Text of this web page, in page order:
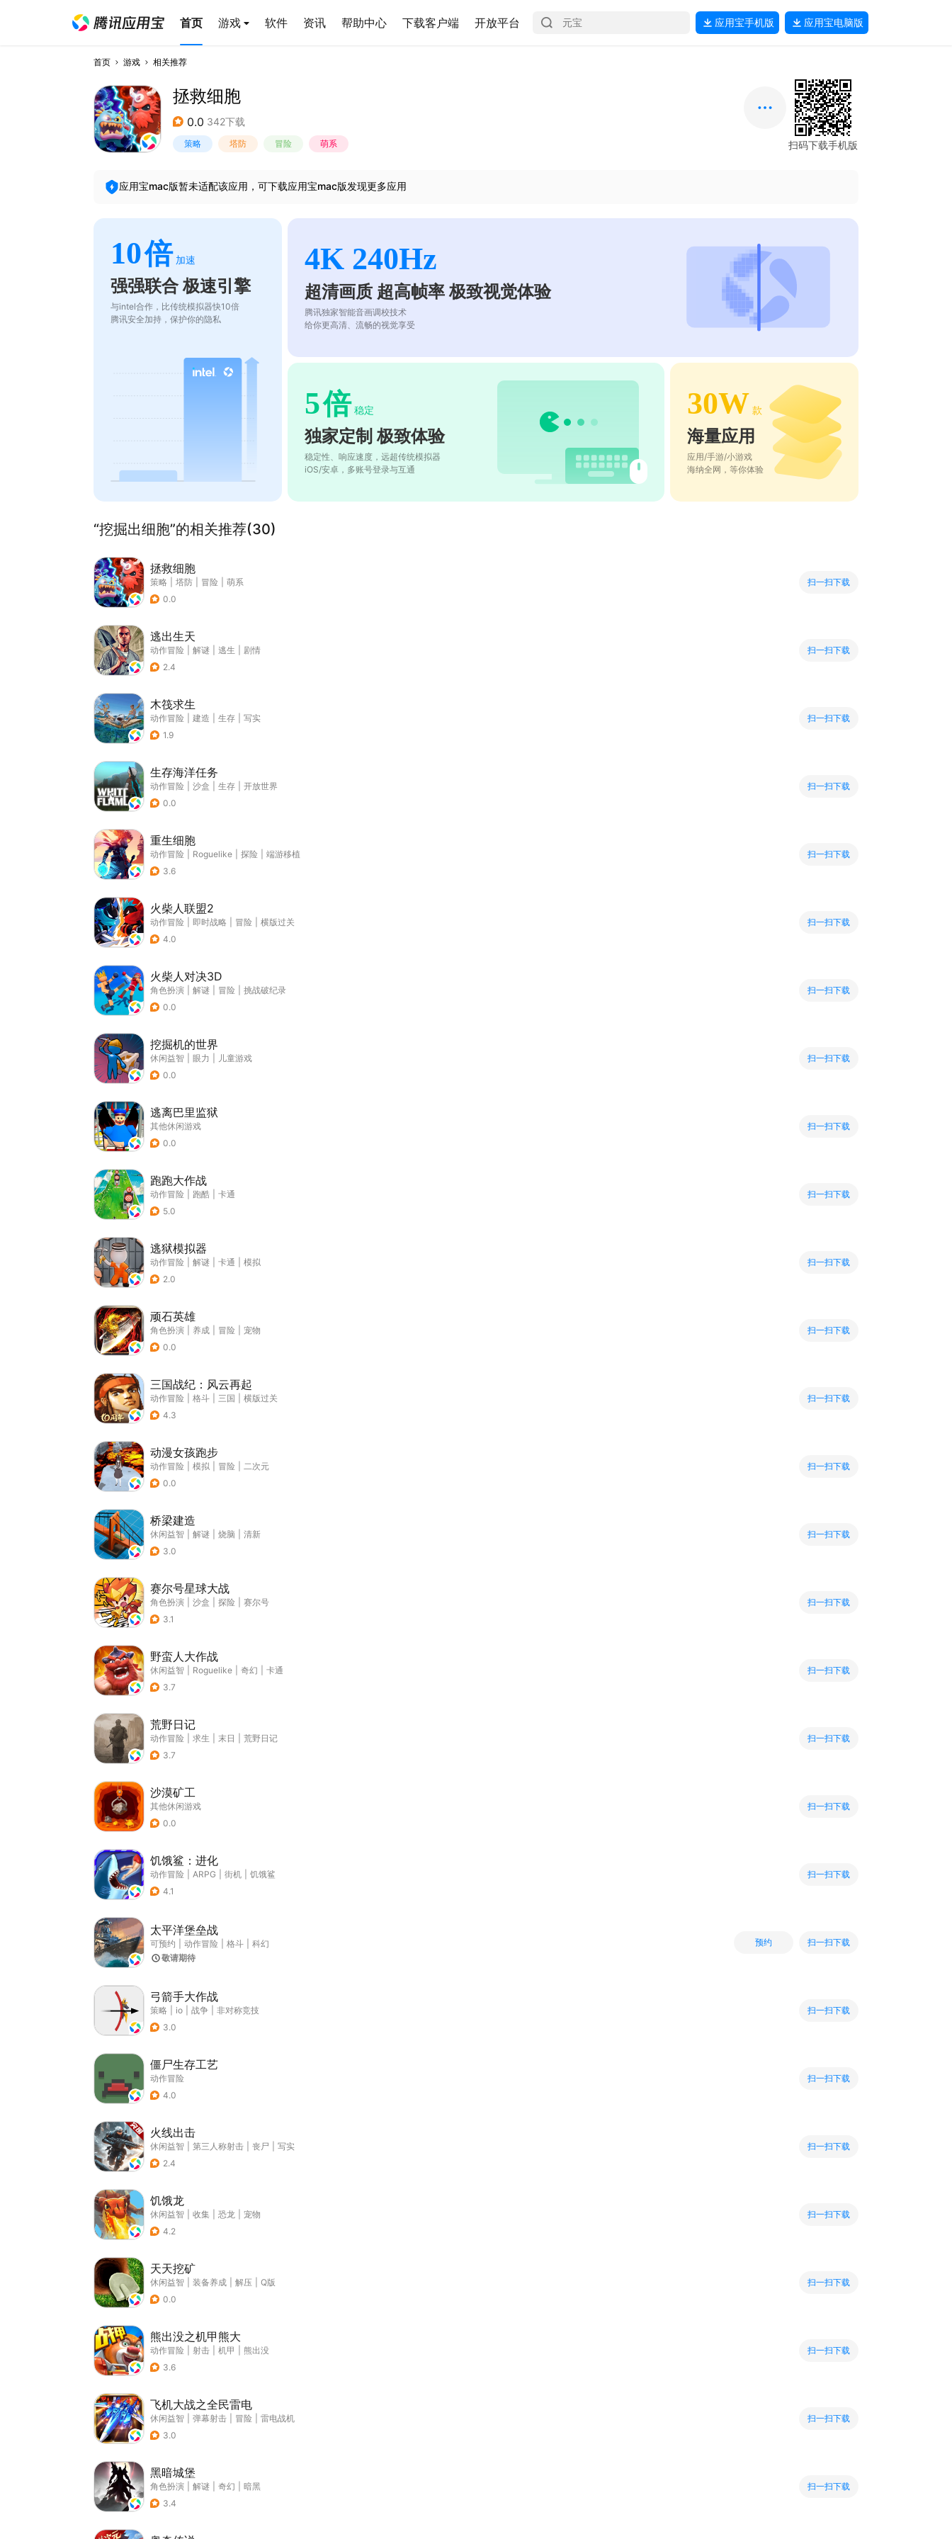
首页 游戏 软件 资讯 帮助中心 下载客户端 开放平台 应用宝手机版 应用宝电脑版
首页 游戏 相关推荐
拯救细胞
0.0 342下载
策略 塔防 冒险 萌系 扫码下载手机版
应用宝mac版暂未适配该应用，可下载应用宝mac版发现更多应用
10倍 加速
强强联合 极速引擎
与intel合作，比传统模拟器快10倍
腾讯安全加持，保护你的隐私
4K 240Hz
超清画质 超高帧率 极致视觉体验
腾讯独家智能音画调校技术
给你更高清、流畅的视觉享受
5倍 稳定
独家定制 极致体验
稳定性、响应速度，远超传统模拟器
iOS/安卓，多账号登录与互通
30W 款
海量应用
应用/手游/小游戏
海纳全网，等你体验
“挖掘出细胞”的相关推荐(30)
拯救细胞
策略 塔防 冒险
萌系
0.0
扫一扫下载
逃出生天
动作冒险 解谜 逃生
剧情
2.4
扫一扫下载
木筏求生
动作冒险 建造 生存
写实
1.9
扫一扫下载
生存海洋任务
动作冒险 沙盒 生存
开放世界
0.0
扫一扫下载
重生细胞
动作冒险 Roguelike 探险
端游移植
3.6
扫一扫下载
火柴人联盟2
动作冒险 即时战略 冒险
横版过关
4.0
扫一扫下载
火柴人对决3D
角色扮演 解谜 冒险
挑战破纪录
0.0
扫一扫下载
挖掘机的世界
休闲益智 眼力
儿童游戏
0.0
扫一扫下载
逃离巴里监狱
其他休闲游戏
0.0
扫一扫下载
跑跑大作战
动作冒险 跑酷
卡通
5.0
扫一扫下载
逃狱模拟器
动作冒险 解谜 卡通
模拟
2.0
扫一扫下载
顽石英雄
角色扮演 养成 冒险
宠物
0.0
扫一扫下载
三国战纪：风云再起
动作冒险 格斗 三国
横版过关
4.3
扫一扫下载
动漫女孩跑步
动作冒险 模拟 冒险
二次元
0.0
扫一扫下载
桥梁建造
休闲益智 解谜 烧脑
清新
3.0
扫一扫下载
赛尔号星球大战
角色扮演 沙盒 探险
赛尔号
3.1
扫一扫下载
野蛮人大作战
休闲益智 Roguelike 奇幻
卡通
3.7
扫一扫下载
荒野日记
动作冒险 求生 末日
荒野日记
3.7
扫一扫下载
沙漠矿工
其他休闲游戏
0.0
扫一扫下载
饥饿鲨：进化
动作冒险 ARPG 街机
饥饿鲨
4.1
扫一扫下载
太平洋堡垒战
可预约 动作冒险 格斗
科幻
敬请期待
预约 扫一扫下载
弓箭手大作战
策略 io 战争
非对称竞技
3.0
扫一扫下载
僵尸生存工艺
动作冒险
4.0
扫一扫下载
火线出击
休闲益智 第三人称射击 丧尸
写实
2.4
扫一扫下载
饥饿龙
休闲益智 收集 恐龙
宠物
4.2
扫一扫下载
天天挖矿
休闲益智 装备养成 解压
Q版
0.0
扫一扫下载
熊出没之机甲熊大
动作冒险 射击 机甲
熊出没
3.6
扫一扫下载
飞机大战之全民雷电
休闲益智 弹幕射击 冒险
雷电战机
3.0
扫一扫下载
黑暗城堡
角色扮演 解谜 奇幻
暗黑
3.4
扫一扫下载